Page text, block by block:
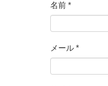
名前 *
メール *